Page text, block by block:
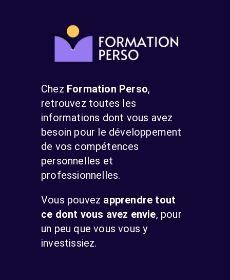
Chez Formation Perso,
retrouvez toutes les
informations dont vous avez
besoin pour le développement
de vos compétences
personnelles et
professionnelles.
Vous pouvez apprendre tout
ce dont vous avez envie, pour
un peu que vous vous y
investissiez.